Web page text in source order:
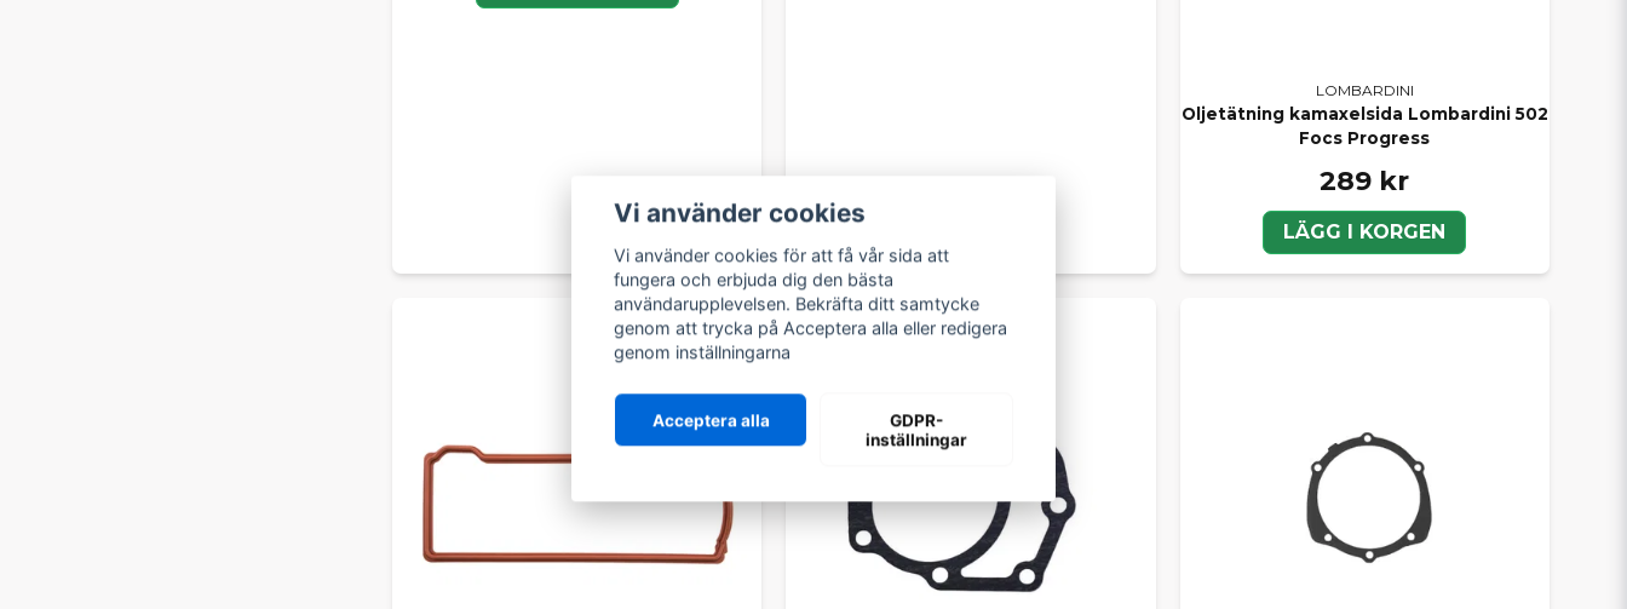
LOMBARDINI
Oljetätning kamaxelsida Lombardini 502
Focs Progress
289 kr
LÄGG I KORGEN
Vi använder cookies
Vi använder cookies för att få vår sida att
fungera och erbjuda dig den bästa
användarupplevelsen. Bekräfta ditt samtycke
genom att trycka på Acceptera alla eller redigera
genom inställningarna
Acceptera alla
GDPR-
inställningar